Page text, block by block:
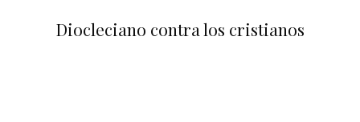
Diocleciano contra los cristianos